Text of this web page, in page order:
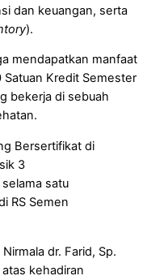
dan keuangan, serta
).
mendapatkan manfaat
Kredit Semester
bekerja di sebuah
satu
RS Semen
dr. Farid, Sp.
kehadiran